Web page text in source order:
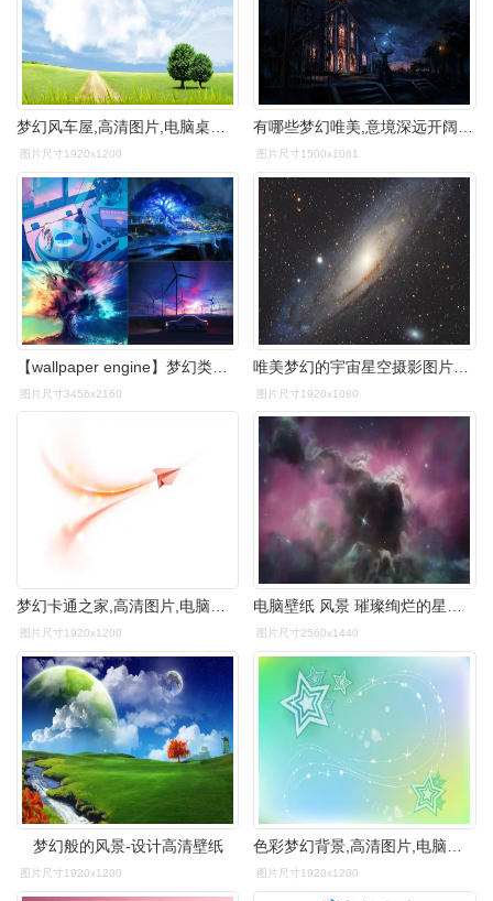
图片尺寸1920x1200 图片尺寸1500x1061
图片尺寸3456x2160 图片尺寸1920x1080
梦幻卡通之家,高清图片,电脑桌面-壁纸族
图片尺寸1920x1200
电脑壁纸 风景 璀璨绚烂的星空梦幻夜景
图片尺寸2560x1440
梦幻般的风景-设计高清壁纸
图片尺寸1920x1200 图片尺寸1920x1200